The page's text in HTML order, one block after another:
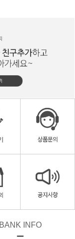
BANK INFO
ㅡ